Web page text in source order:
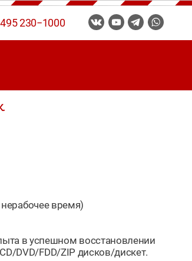
230−1000
время)
в успешном восстановлении
DVD/FDD/ZIP дисков/дискет.